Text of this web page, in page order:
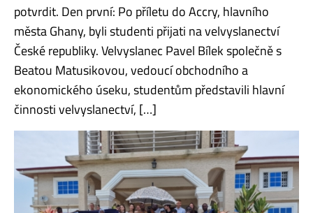
potvrdit. Den první: Po příletu do Accry, hlavního
města Ghany, byli studenti přijati na velvyslanectví
České republiky. Velvyslanec Pavel Bílek společně s
Beatou Matusikovou, vedoucí obchodního a
ekonomického úseku, studentům představili hlavní
činnosti velvyslanectví, […]